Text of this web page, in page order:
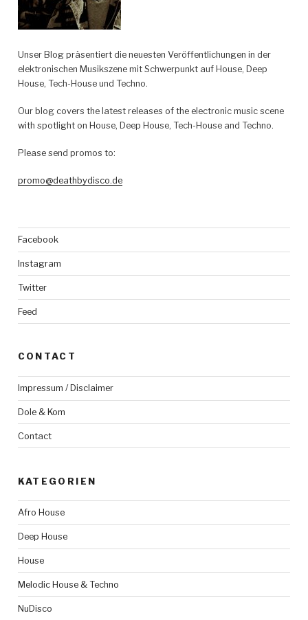
Unser Blog präsentiert die neuesten Veröffentlichungen in der
elektronischen Musikszene mit Schwerpunkt auf House, Deep
House, Tech-House und Techno.
Our blog covers the latest releases of the electronic music scene
with spotlight on House, Deep House, Tech-House and Techno.
Please send promos to:
promo@deathbydisco.de
Facebook
Instagram
Twitter
Feed
CONTACT
Impressum / Disclaimer
Dole & Kom
Contact
KATEGORIEN
Afro House
Deep House
House
Melodic House & Techno
NuDisco